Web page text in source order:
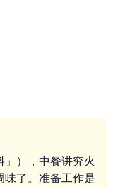
），中餐讲究火
味了。准备工作是